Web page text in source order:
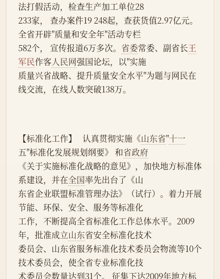
法打假活动，检查生产加工单位28
233家， 查办案件19 248起，查获货值2.97亿元。
全省开辟"质量和安全年"活动专栏
582个， 宣传报道6万多次。 省委常委、副省长王
军民作客人民网强国论坛，以"实施
质量兴省战略、提升质量安全水平"为题与网民在
线交流，在线人数突破138万。
【标准化工作】   认真贯彻实施《山东省"十一
五"标准化发展规划纲要》 和省政府
《关于实施标准化战略的意见》，加快地方标准体
系建设，并在全国率先出台了《山
东省企业联盟标准管理办法》（试行）。着力开展
节能、环保、安全、服务等标准化
工作，不断提高全省标准化工作总体水平。2009
年，批准成立山东省安全标准化技术
委员会、山东省服务标准化技术委员会物流等10个
技术委员会，使全省专业标准化技
术委员会数量达到31个。 征集下达2009年地方标